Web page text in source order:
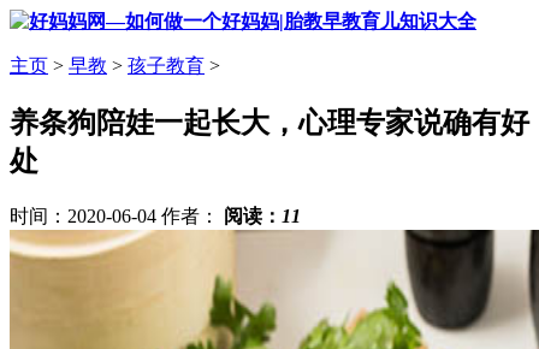
主页 > 早教 > 孩子教育 >
养条狗陪娃一起长大，心理专家说确有好
处
时间：2020-06-04 作者： 阅读： 11